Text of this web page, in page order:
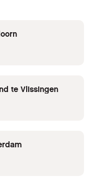
te Vlissingen